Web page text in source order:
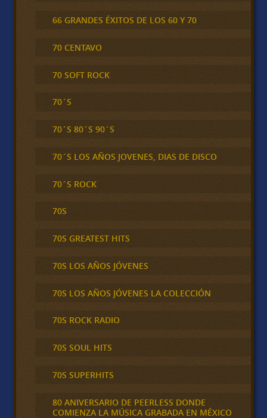
66 GRANDES ÉXITOS DE LOS 60 Y 70
70 CENTAVO
70 SOFT ROCK
70´S
70´S 80´S 90´S
70´S LOS AÑOS JOVENES, DIAS DE DISCO
70´S ROCK
70S
70S GREATEST HITS
70S LOS AÑOS JÓVENES
70S LOS AÑOS JÓVENES LA COLECCIÓN
70S ROCK RADIO
70S SOUL HITS
70S SUPERHITS
80 ANIVERSARIO DE PEERLESS DONDE
COMIENZA LA MÚSICA GRABADA EN MÉXICO